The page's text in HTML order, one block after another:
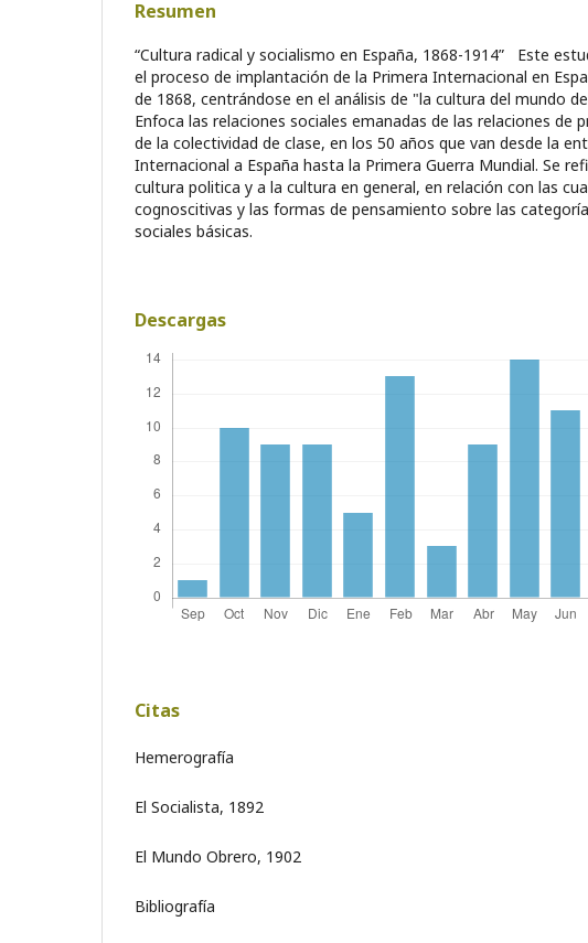
Resumen
“Cultura radical y socialismo en España, 1868-1914” Este
el proceso de implantación de la Primera Internacional en
de 1868, centrándose en el análisis de "la cultura del mundo
Enfoca las relaciones sociales emanadas de las relaciones de
de la colectividad de clase, en los 50 años que van desde la
Internacional a España hasta la Primera Guerra Mundial. Se
cultura politica y a la cultura en general, en relación con las
cognoscitivas y las formas de pensamiento sobre las
sociales básicas.
Descargas
Citas
Hemerografía
El Socialista, 1892
El Mundo Obrero, 1902
Bibliografía